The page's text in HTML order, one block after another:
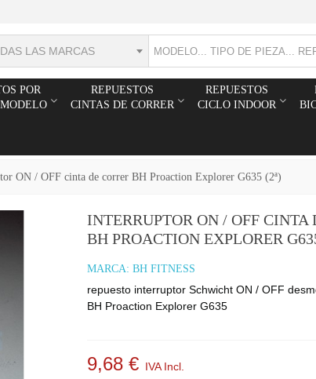
LAS MARCAS
POR
REPUESTOS
CINTAS DE CORRER
REPUESTOS
CICLO INDOOR
ON / OFF cinta de correr BH Proaction Explorer G635 (2ª)
INTERRUPTOR ON / OFF CINTA
BH PROACTION EXPLORER
MARCA: BH FITNESS
repuesto interruptor Schwicht ON / OFF
BH Proaction Explorer G635
9,68 € IVA Incl.